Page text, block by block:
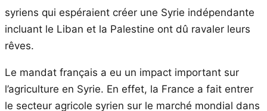
syriens qui espéraient créer une Syrie indépendante
incluant le Liban et la Palestine ont dû ravaler leurs
rêves.
Le mandat français a eu un impact important sur
l’agriculture en Syrie. En effet, la France a fait entrer
le secteur agricole syrien sur le marché mondial dans